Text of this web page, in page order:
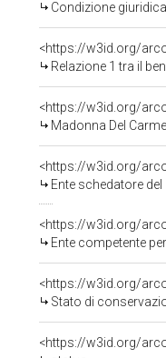
Condizione
<https://w3id.org/
Relazione 1 tra il
<https://w3id.org/
Madonna Del
<https://w3id.org/
Ente schedatore del
<https://w3id.org/
Ente competente per
<https://w3id.org/
Stato di
<https://w3id.org/